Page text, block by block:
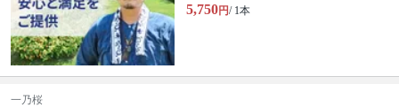
5,750円/ 1本
一乃桜